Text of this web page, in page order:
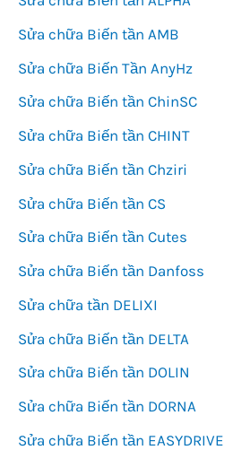
Sửa chữa Biến tần AMB
Sửa chữa Biến Tần AnyHz
Sửa chữa Biến tần ChinSC
Sửa chữa Biến tần CHINT
Sửa chữa Biến tần Chziri
Sửa chữa Biến tần CS
Sửa chữa Biến tần Cutes
Sửa chữa Biến tần Danfoss
Sửa chữa tần DELIXI
Sửa chữa Biến tần DELTA
Sửa chữa Biến tần DOLIN
Sửa chữa Biến tần DORNA
Sửa chữa Biến tần EASYDRIVE